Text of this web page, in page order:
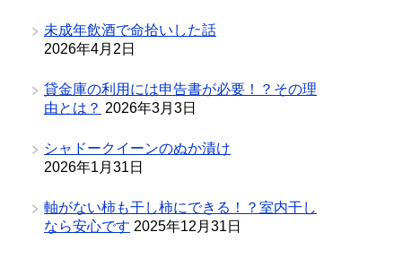
未成年飲酒で命拾いした話
2026年4月2日
貸金庫の利用には申告書が必要！？その理
由とは？ 2026年3月3日
シャドークイーンのぬか漬け
2026年1月31日
軸がない柿も干し柿にできる！？室内干し
なら安心です 2025年12月31日